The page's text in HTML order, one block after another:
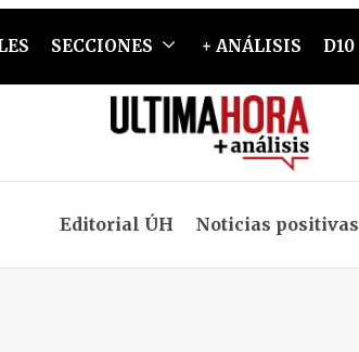
SECCIONES + ANÁLISIS D10
Editorial ÚH Noticias positivas